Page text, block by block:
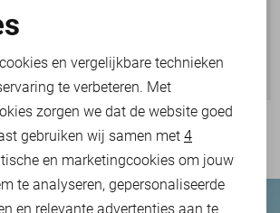
PME LEGEND T-SHIRT
39,99
cookies
cookies
cookies
en vergelijkbare technieken
te verbeteren. Met
zorgen we dat de website goed
gebruiken wij samen met 4
en marketingcookies om jouw
te analyseren, gepersonaliseerde
en relevante advertenties aan te